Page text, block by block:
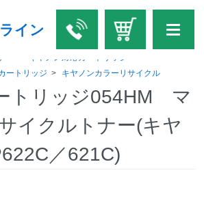
ー
キヤノン対応カートリッジ
ートリッジ > キヤノンカラーリサイクル
トリッジ054HM マ
イクルトナー(キヤ
／621C)